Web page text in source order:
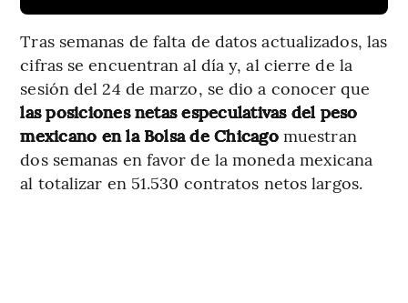
Tras semanas de falta de datos actualizados, las
cifras se encuentran al día y, al cierre de la
sesión del 24 de marzo, se dio a conocer que
las posiciones netas especulativas del peso
mexicano en la Bolsa de Chicagomuestran
dos semanas en favor de la moneda mexicana
al totalizar en 51.530 contratos netos largos.